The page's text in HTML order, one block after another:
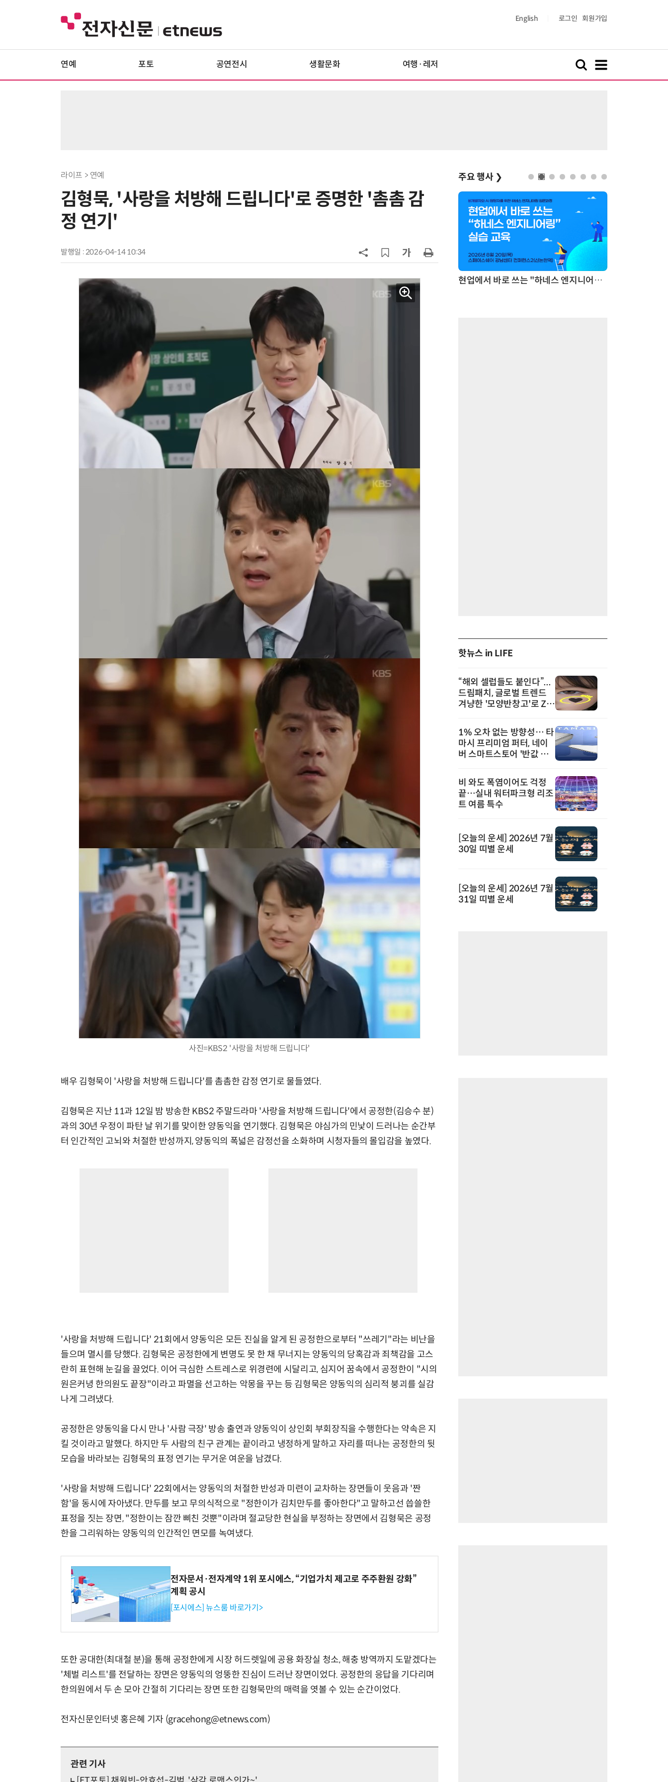
English 로그인 회원가입
연예 포토 공연전시 생활문화 여행·레저
라이프 > 연예
김형묵, '사랑을 처방해 드립니다'로 증명한 '촘촘 감
정 연기'
발행일 : 2026-04-14 10:34
사진=KBS2 '사랑을 처방해 드립니다'
배우 김형묵이 '사랑을 처방해 드립니다'를 촘촘한 감정 연기로 물들였다.
김형묵은 지난 11과 12일 밤 방송한 KBS2 주말드라마 '사랑을 처방해 드립니다'에서 공정한(김승수 분)
과의 30년 우정이 파탄 날 위기를 맞이한 양동익을 연기했다. 김형묵은 야심가의 민낯이 드러나는 순간부
터 인간적인 고뇌와 처절한 반성까지, 양동익의 폭넓은 감정선을 소화하며 시청자들의 몰입감을 높였다.
'사랑을 처방해 드립니다' 21회에서 양동익은 모든 진실을 알게 된 공정한으로부터 "쓰레기"라는 비난을
들으며 멸시를 당했다. 김형묵은 공정한에게 변명도 못 한 채 무너지는 양동익의 당혹감과 죄책감을 고스
란히 표현해 눈길을 끌었다. 이어 극심한 스트레스로 위경련에 시달리고, 심지어 꿈속에서 공정한이 "시의
원은커녕 한의원도 끝장"이라고 파멸을 선고하는 악몽을 꾸는 등 김형묵은 양동익의 심리적 붕괴를 실감
나게 그려냈다.
공정한은 양동익을 다시 만나 '사람 극장' 방송 출연과 양동익이 상인회 부회장직을 수행한다는 약속은 지
킬 것이라고 말했다. 하지만 두 사람의 친구 관계는 끝이라고 냉정하게 말하고 자리를 떠나는 공정한의 뒷
모습을 바라보는 김형묵의 표정 연기는 무거운 여운을 남겼다.
'사랑을 처방해 드립니다' 22회에서는 양동익의 처절한 반성과 미련이 교차하는 장면들이 웃음과 '짠
함'을 동시에 자아냈다. 만두를 보고 무의식적으로 "정한이가 김치만두를 좋아한다"고 말하고선 씁쓸한
표정을 짓는 장면, "정한이는 잠깐 삐친 것뿐"이라며 절교당한 현실을 부정하는 장면에서 김형묵은 공정
한을 그리워하는 양동익의 인간적인 면모를 녹여냈다.
전자문서·전자계약 1위 포시에스, “기업가치 제고로 주주환원 강화”
계획 공시
[포시에스] 뉴스룸 바로가기>
또한 공대한(최대철 분)을 통해 공정한에게 시장 허드렛일에 공용 화장실 청소, 해충 방역까지 도맡겠다는
'체벌 리스트'를 전달하는 장면은 양동익의 엉뚱한 진심이 드러난 장면이었다. 공정한의 응답을 기다리며
한의원에서 두 손 모아 간절히 기다리는 장면 또한 김형묵만의 매력을 엿볼 수 있는 순간이었다.
전자신문인터넷 홍은혜 기자 (gracehong@etnews.com)
관련 기사
주요 행사 ❯
양자컴퓨팅 비즈니스·기술 입문 1-Day 워크샵 - 큐비트·양자 알고리듬·Qiskit 실습으로 이해하는 차세대 현업에서 바로 쓰는 "하네스 엔지니어링" 실습 교육
핫뉴스 in LIFE
“해외 셀럽들도 붙인다”...
드림패치, 글로벌 트렌드
겨냥한 '모양반창고'로 Z세
1% 오차 없는 방향성… 타
마시 프리미엄 퍼터, 네이
버 스마트스토어 '반값 할
비 와도 폭염이어도 걱정
끝…실내 워터파크형 리조
트 여름 특수
[오늘의 운세] 2026년 7월
30일 띠별 운세
[오늘의 운세] 2026년 7월
31일 띠별 운세